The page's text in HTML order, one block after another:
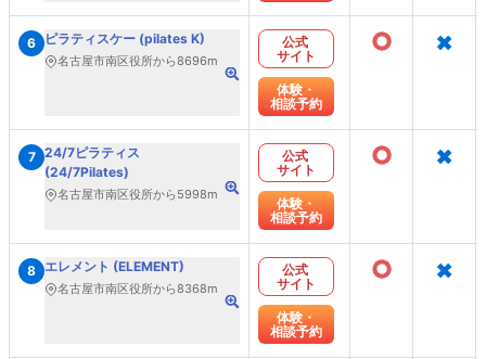
6 ピラティスケー (pilates K)
名古屋市南区役所から8696m
公式
サイト
体験・
相談予約
○ ×
7 24/7ピラティス
(24/7Pilates)
名古屋市南区役所から5998m
公式
サイト
体験・
相談予約
○ ×
8 エレメント (ELEMENT)
名古屋市南区役所から8368m
公式
サイト
体験・
相談予約
○ ×